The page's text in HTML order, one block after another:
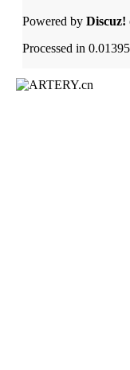
Powered by Discuz!
Processed in